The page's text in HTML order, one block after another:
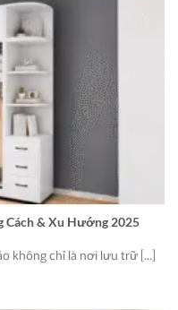
Cách & Xu Hướng 2025
không chỉ là nơi lưu trữ [...]